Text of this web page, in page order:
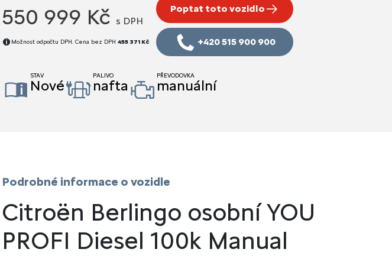
550 999 Kč s DPH
Možnost odpočtu DPH. Cena bez DPH 455 371 Kč
Poptat toto vozidlo
+420 515 900 900
STAV
Nové
PALIVO
nafta
PŘEVODOVKA
manuální
Podrobné informace o vozidle
Citroën Berlingo osobní YOU
PROFI Diesel 100k Manual